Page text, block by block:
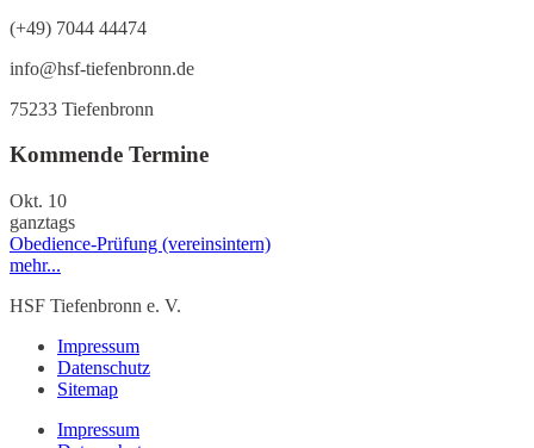
(+49) 7044 44474
info@hsf-tiefenbronn.de
75233 Tiefenbronn
Kommende Termine
Okt. 10
ganztags
Obedience-Prüfung (vereinsintern)
mehr...
HSF Tiefenbronn e. V.
Impressum
Datenschutz
Sitemap
Impressum